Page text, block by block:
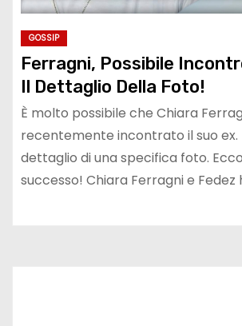
GOSSIP
Ferragni, Possibile
Il Dettaglio Della Foto!
È molto possibile che Chiara
recentemente incontrato il suo ex.
dettaglio di una specifica foto.
successo! Chiara Ferragni e Fedez